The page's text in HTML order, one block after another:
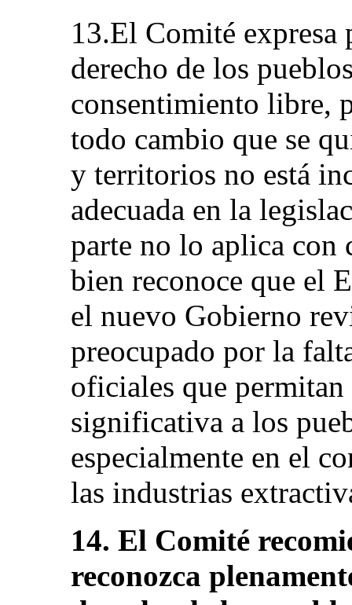
13.El Comité expresa
derecho de los
consentimiento libre,
todo cambio que se
y territorios no está
adecuada en la
parte no lo aplica con
bien reconoce que el
el nuevo Gobierno
preocupado por la
oficiales que
significativa a los
especialmente en el
las industrias
14. El Comité
reconozca